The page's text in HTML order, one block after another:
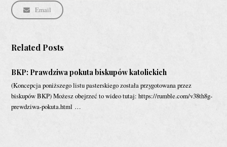
Email
Related Posts
BKP: Prawdziwa pokuta biskupów katolickich
(Koncepcja poniższego listu pasterskiego została przygotowana przez
biskupów BKP) Możesz obejrzeć to wideo tutaj: https://rumble.com/v38th8g-
prewdziwa-pokuta.html …